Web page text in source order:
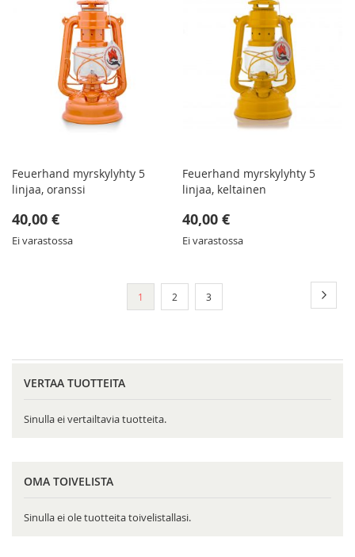
Feuerhand myrskylyhty 5
linjaa, oranssi
40,00 €
Ei varastossa
Feuerhand myrskylyhty 5
linjaa, keltainen
40,00 €
Ei varastossa
Sivu
You're
currently
1 Sivu
2 Sivu
3
VERTAA TUOTTEITA
Sinulla ei vertailtavia tuotteita.
OMA TOIVELISTA
Sinulla ei ole tuotteita toivelistallasi.